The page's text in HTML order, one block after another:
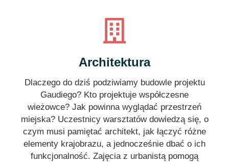
Architektura
Dlaczego do dziś podziwiamy budowle projektu
Gaudiego? Kto projektuje współczesne
wieżowce? Jak powinna wyglądać przestrzeń
miejska? Uczestnicy warsztatów dowiedzą się, o
czym musi pamiętać architekt, jak łączyć różne
elementy krajobrazu, a jednocześnie dbać o ich
funkcjonalność. Zajęcia z urbanistą pomogą